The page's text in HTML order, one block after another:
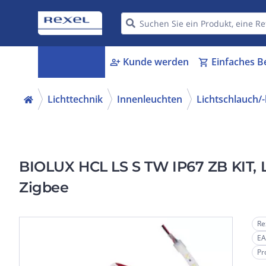
person_add Kunde werden shopping_cart Einfaches
Lichttechnik Innenleuchten
BIOLUX HCL LS S TW IP67 ZB
Zigbee